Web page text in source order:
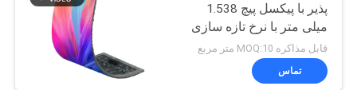
پذیر با پیکسل پیچ 1.538
میلی متر با نرخ تازه سازی
7680 هرتز و نگهداری از
جلو برای نمایشگرهای
منحنی فوق العاده HD
قابل مذاکره MOQ:10 متر مربع
تماس